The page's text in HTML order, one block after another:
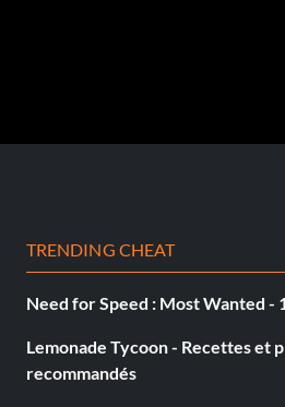
TRENDING CHEAT
Need for Speed : Most Wanted -
Lemonade Tycoon - Recettes et
recommandés